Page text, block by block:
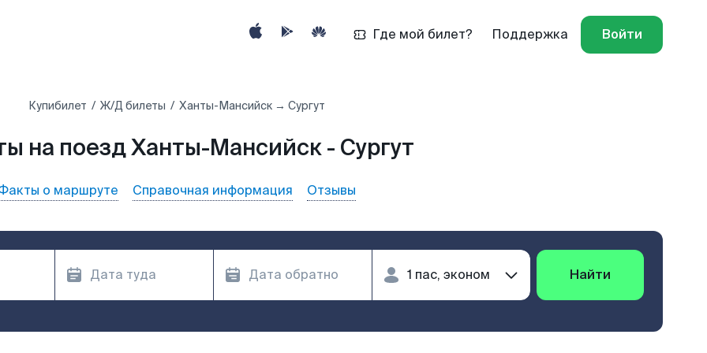
Где мой билет? Поддержка Войти
Купибилет Ж/Д билеты Ханты-Мансийск → Сургут
на поезд Ханты-Мансийск - Сургут
о маршруте Справочная информация Отзывы
Найти